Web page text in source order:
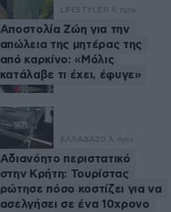
LIFESTYLE 11 λ. πριν
Αποστολία Ζώη για την
απώλεια της μητέρας της
από καρκίνο: «Μόλις
κατάλαβε τι έχει, έφυγε»
ΕΛΛΑΔΑ20 λ. πριν
Αδιανόητο περιστατικό
στην Κρήτη: Τουρίστας
ρώτησε πόσο κοστίζει για να
ασελγήσει σε ένα 10χρονο